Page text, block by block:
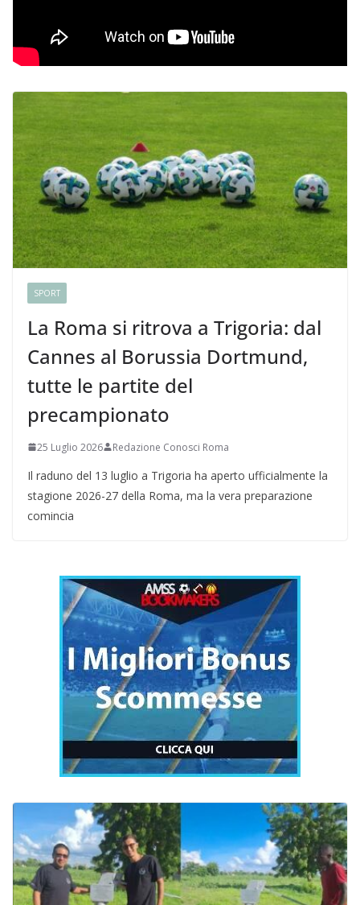
SPORT
La Roma si ritrova a Trigoria: dal
Cannes al Borussia Dortmund,
tutte le partite del
precampionato
25 Luglio 2026 Redazione Conosci Roma
Il raduno del 13 luglio a Trigoria ha aperto ufficialmente la
stagione 2026-27 della Roma, ma la vera preparazione
comincia